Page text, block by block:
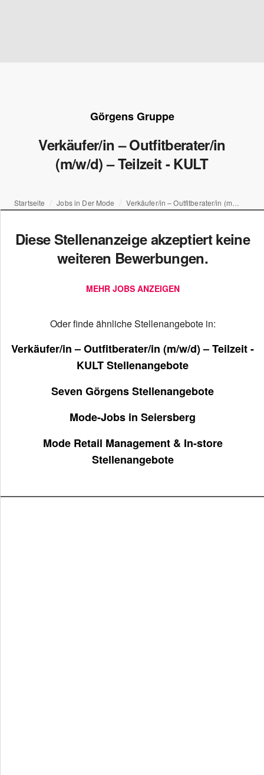
Görgens Gruppe
Verkäufer/in – Outfitberater/in
(m/w/d) – Teilzeit - KULT
Startseite Jobs in Der Mode
Diese Stellenanzeige akzeptiert keine
weiteren Bewerbungen.
MEHR JOBS ANZEIGEN
Oder finde ähnliche Stellenangebote in:
Verkäufer/in – Outfitberater/in (m/w/d) – Teilzeit -
KULT Stellenangebote
Seven Görgens Stellenangebote
Mode-Jobs in Seiersberg
Mode Retail Management & In-store
Stellenangebote